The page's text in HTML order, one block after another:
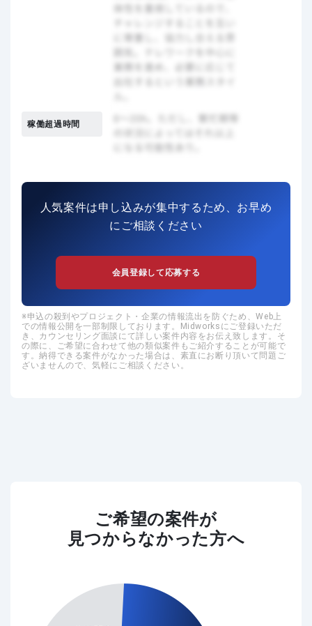
稼働超過時間
人気案件は申し込みが集中するため、お早め
にご相談ください
会員登録して応募する
申込の殺到やプロジェクト・企業の情報流出を防ぐため、Web上
での情報公開を一部制限しております。Midworksにご登録いただ
き、カウンセリング面談にて詳しい案件内容をお伝え致します。そ
の際に、ご希望に合わせて他の類似案件もご紹介することが可能で
す。納得できる案件がなかった場合は、素直にお断り頂いて問題ご
ざいませんので、気軽にご相談ください。
ご希望の案件が
見つからなかった方へ